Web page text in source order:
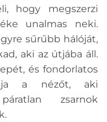
hogy megszerzi
unalmas neki.
sűrűbb hálóját,
aki az útjába áll.
és fondorlatos
a nézőt, aki
zsarnok